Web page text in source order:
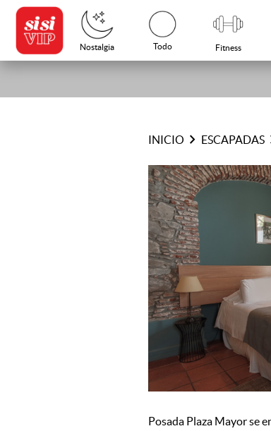
Nostalgia Todo Fitness
INICIO chevron_right ESCAPADAS
Posada Plaza Mayor se